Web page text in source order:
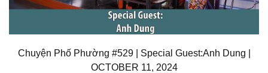
Chuyện Phố Phường #529 | Special Guest:Anh Dung |
OCTOBER 11, 2024